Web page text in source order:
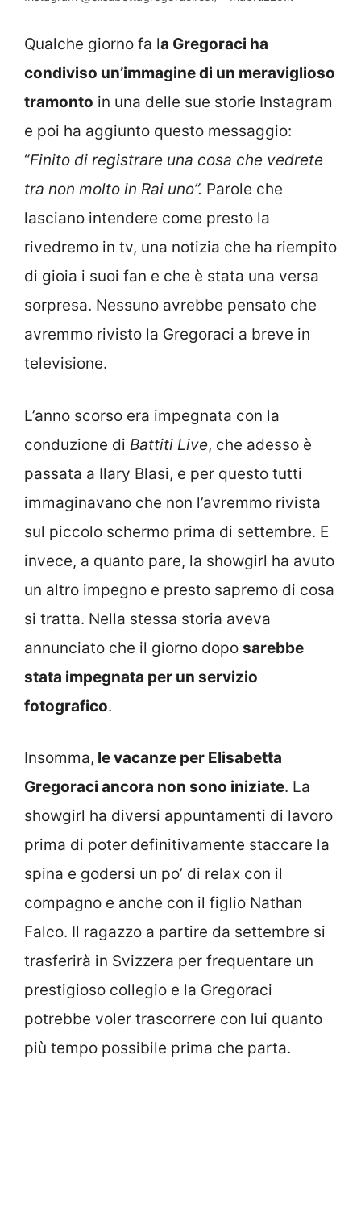
Qualche giorno fa la Gregoraci ha
condiviso un’immagine di un meraviglioso
tramonto in una delle sue storie Instagram
e poi ha aggiunto questo messaggio:
“Finito di registrare una cosa che vedrete
tra non molto in Rai uno”. Parole che
lasciano intendere come presto la
rivedremo in tv, una notizia che ha riempito
di gioia i suoi fan e che è stata una versa
sorpresa. Nessuno avrebbe pensato che
avremmo rivisto la Gregoraci a breve in
televisione.
L’anno scorso era impegnata con la
conduzione di Battiti Live, che adesso è
passata a Ilary Blasi, e per questo tutti
immaginavano che non l’avremmo rivista
sul piccolo schermo prima di settembre. E
invece, a quanto pare, la showgirl ha avuto
un altro impegno e presto sapremo di cosa
si tratta. Nella stessa storia aveva
annunciato che il giorno dopo sarebbe
stata impegnata per un servizio
fotografico.
Insomma, le vacanze per Elisabetta
Gregoraci ancora non sono iniziate. La
showgirl ha diversi appuntamenti di lavoro
prima di poter definitivamente staccare la
spina e godersi un po’ di relax con il
compagno e anche con il figlio Nathan
Falco. Il ragazzo a partire da settembre si
trasferirà in Svizzera per frequentare un
prestigioso collegio e la Gregoraci
potrebbe voler trascorrere con lui quanto
più tempo possibile prima che parta.